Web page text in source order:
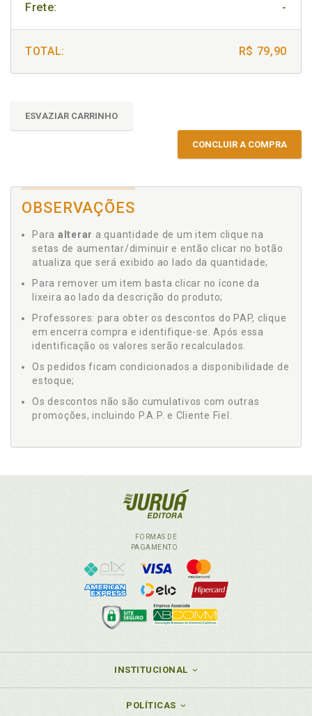
Frete: -
TOTAL: R$ 79,90
ESVAZIAR CARRINHO
CONCLUIR A COMPRA
OBSERVAÇÕES
Para alterar a quantidade de um item clique na
setas de aumentar/diminuir e então clicar no botão
atualiza que será exibido ao lado da quantidade;
Para remover um item basta clicar no ícone da
lixeira ao lado da descrição do produto;
Professores: para obter os descontos do PAP, clique
em encerra compra e identifique-se. Após essa
identificação os valores serão recalculados.
Os pedidos ficam condicionados a disponibilidade de
estoque;
Os descontos não são cumulativos com outras
promoções, incluindo P.A.P. e Cliente Fiel.
FORMAS DE
PAGAMENTO
INSTITUCIONAL
POLÍTICAS